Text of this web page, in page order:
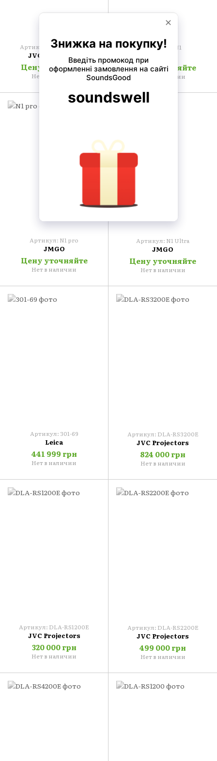
Артикул: DLARS4100E
JVC Projectors
Цену уточняйте
Нет в наличии
Артикул: N1
Цену уточняйте
Нет в наличии
Артикул: N1 pro
JMGO
Цену уточняйте
Нет в наличии
Артикул: N1 Ultra
JMGO
Цену уточняйте
Нет в наличии
Артикул: 301-69
Leica
441 999 грн
Нет в наличии
Артикул: DLA-RS3200E
JVC Projectors
824 000 грн
Нет в наличии
Артикул: DLA-RS1200E
JVC Projectors
320 000 грн
Нет в наличии
Артикул: DLA-RS2200E
JVC Projectors
499 000 грн
Нет в наличии